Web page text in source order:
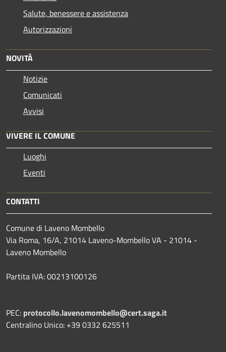
Salute, benessere e assistenza
Autorizzazioni
NOVITÀ
Notizie
Comunicati
Avvisi
VIVERE IL COMUNE
Luoghi
Eventi
CONTATTI
Comune di Laveno Mombello
Via Roma, 16/A, 21014 Laveno-Mombello VA - 21014 -
Laveno Mombello
Partita IVA: 00213100126
PEC: protocollo.lavenomombello@cert.saga.it
Centralino Unico: +39 0332 625511